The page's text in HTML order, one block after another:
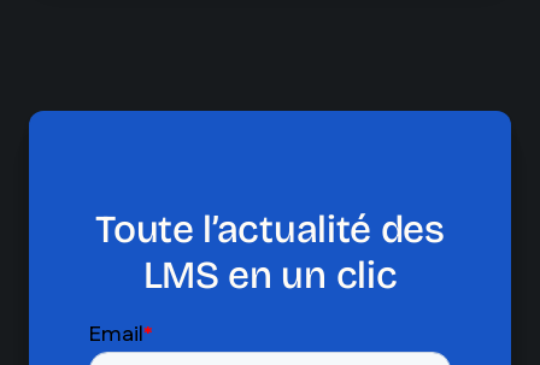
Toute l’actualité des
LMS en un clic